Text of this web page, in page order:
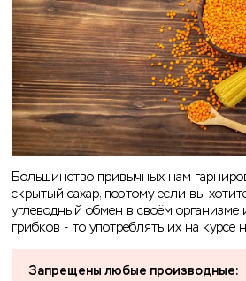
Большинство привычных нам
скрытый сахар, поэтому если вы
углеводный обмен в своём организме
грибков - то употреблять их на курсе
Запрещены любые производные: